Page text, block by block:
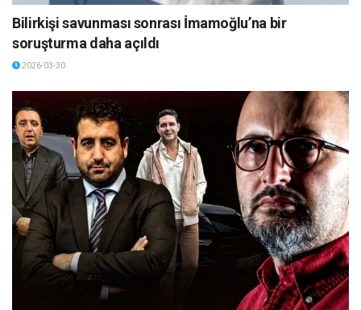
Bilirkişi savunması sonrası İmamoğlu’na bir
soruşturma daha açıldı
2026-03-30